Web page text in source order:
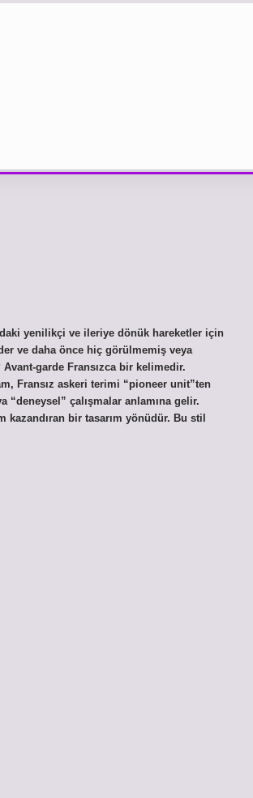
yenilikçi ve ileriye dönük hareketler için
ve daha önce hiç görülmemiş veya
garde Fransızca bir kelimedir.
Fransız askeri terimi “pioneer unit”ten
çalışmalar anlamına gelir.
kazandıran bir tasarım yönüdür. Bu stil